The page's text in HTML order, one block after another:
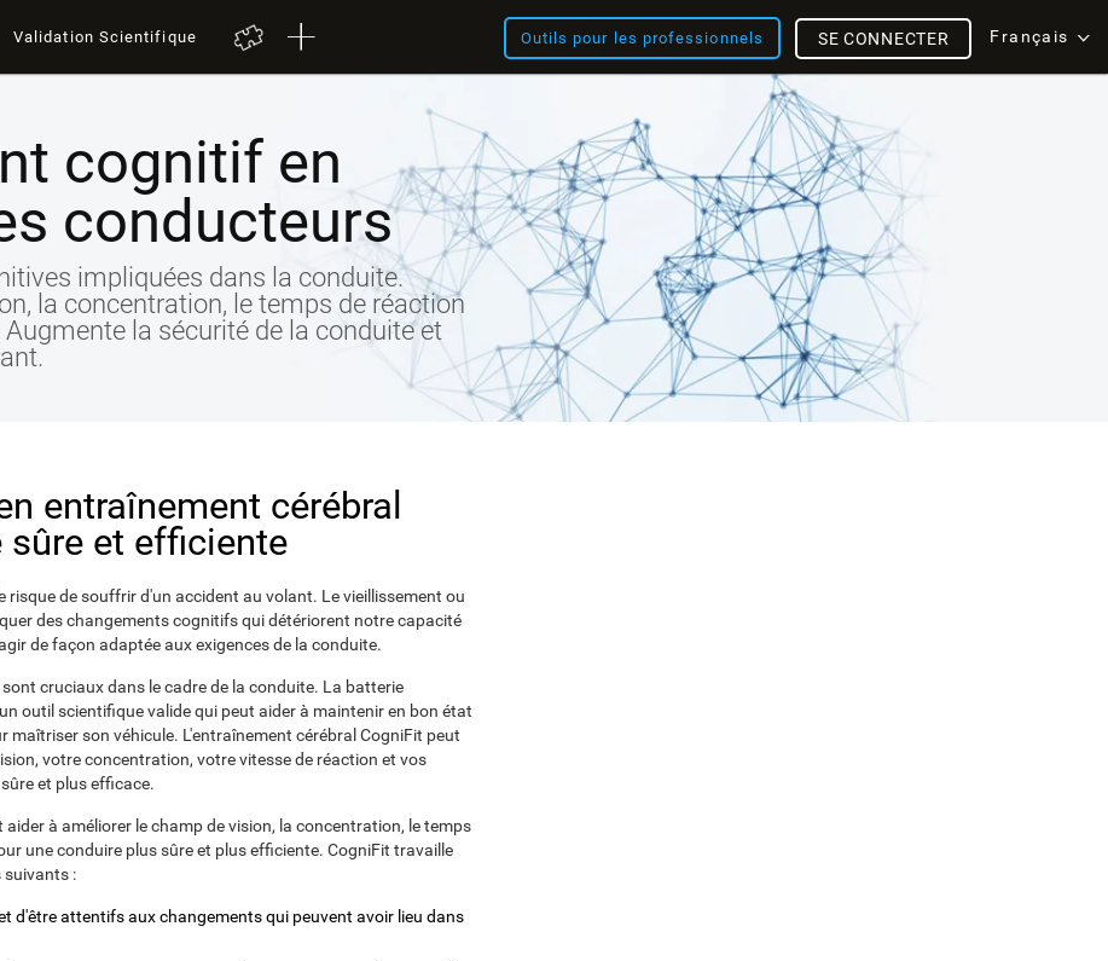
Validation Scientifique Outils pour les professionnels Français
SE CONNECTER
cognitif en
conducteurs
impliquées dans la conduite.
la concentration, le temps de réaction
la sécurité de la conduite et
entraînement cérébral
sûre et efficiente
de souffrir d'un accident au volant. Le vieillissement ou
des changements cognitifs qui détériorent notre capacité
de façon adaptée aux exigences de la conduite.
cruciaux dans le cadre de la conduite. La batterie
outil scientifique valide qui peut aider à maintenir en bon état
maîtriser son véhicule. L'entraînement cérébral CogniFit peut
votre concentration, votre vitesse de réaction et vos
et plus efficace.
à améliorer le champ de vision, la concentration, le temps
une conduire plus sûre et plus efficiente. CogniFit travaille
suivants :
d'être attentifs aux changements qui peuvent avoir lieu dans